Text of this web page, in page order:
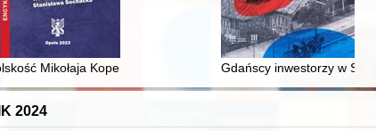
od średniowiecza do dziś
Mikołaja Kopernika z rodu ŚlązakaGdańscy inwestorzy w
2024